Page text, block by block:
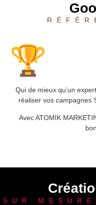
Qui de mieux qu’un
réaliser vos campagnes
Avec ATOMIK
SUR